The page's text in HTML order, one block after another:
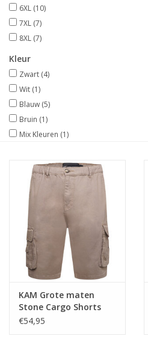
6XL (10)
7XL (7)
8XL (7)
Kleur
Zwart (4)
Wit (1)
Blauw (5)
Bruin (1)
Mix Kleuren (1)
KAM Grote maten
Stone Cargo Shorts
€54,95